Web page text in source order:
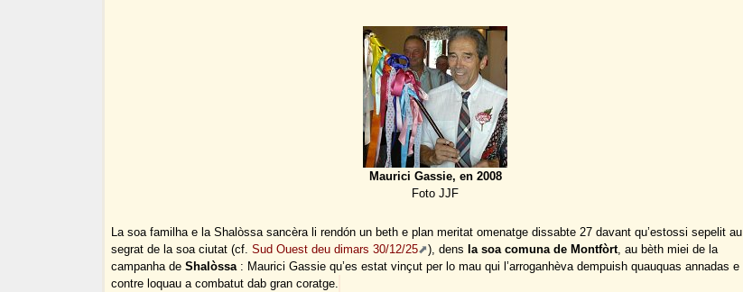
Maurici Gassie, en 2008
Foto JJF
La soa familha e la Shalòssa sancèra li rendón un beth e plan meritat omenatge dissabte 27 davant qu’estossi sepelit au
segrat de la soa ciutat (cf.Sud Ouest deu dimars 30/12/25 ), dens la soa comuna de Montfòrt, au bèth miei de la
campanha deShalòssa: Maurici Gassie qu’es estat vinçut per lo mau qui l’arroganhèva dempuish quauquas annadas e
contre loquau a combatut dab gran coratge.